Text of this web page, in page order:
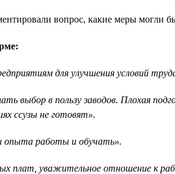
вопрос, какие меры могли
для улучшения условий
выбор в пользу заводов. Плохая
ссузы не готовят».
опыта работы и обучать».
плат, уважительное отношение к